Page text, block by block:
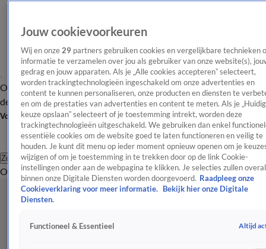
OverzichtAfleveringen Entertainment TV Algemeen
Tip
de redactieNieuwsbrief
Volg Shownieuws
Zoeken
OverzichtEntertainmentSpraakmakendRealityCrimeVideo's
Jouw cookievoorkeuren
Wij en onze 29 partners gebruiken cookies en vergelijkbare technieken
informatie te verzamelen over jou als gebruiker van onze website(s),
gedrag en jouw apparaten. Als je „Alle cookies accepteren” selecteert,
worden trackingtechnologieën ingeschakeld om onze advertenties en
content te kunnen personaliseren, onze producten en diensten te
en om de prestaties van advertenties en content te meten. Als je
keuze opslaan” selecteert of je toestemming intrekt, worden deze
trackingtechnologieën uitgeschakeld. We gebruiken dan enkel
essentiële cookies om de website goed te laten functioneren en veilig te
houden. Je kunt dit menu op ieder moment opnieuw openen om je
wijzigen of om je toestemming in te trekken door op de link Cookie-
instellingen onder aan de webpagina te klikken. Je selecties zullen overal
binnen onze Digitale Diensten worden doorgevoerd. Raadpleeg onze
Cookieverklaring voor meer informatie.
Bekijk hier onze Digitale
Diensten.
Functioneel & Essentieel Altijd